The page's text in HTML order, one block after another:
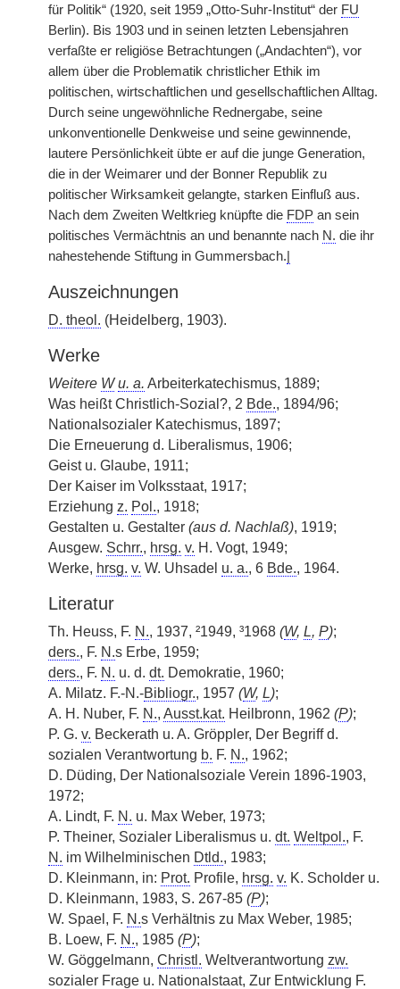
für Politik“ (1920, seit 1959 „Otto-Suhr-Institut“ der FU
Berlin). Bis 1903 und in seinen letzten Lebensjahren
verfaßte er religiöse Betrachtungen („Andachten“), vor
allem über die Problematik christlicher Ethik im
politischen, wirtschaftlichen und gesellschaftlichen Alltag.
Durch seine ungewöhnliche Rednergabe, seine
unkonventionelle Denkweise und seine gewinnende,
lautere Persönlichkeit übte er auf die junge Generation,
die in der Weimarer und der Bonner Republik zu
politischer Wirksamkeit gelangte, starken Einfluß aus.
Nach dem Zweiten Weltkrieg knüpfte die FDP an sein
politisches Vermächtnis an und benannte nach N. die ihr
nahestehende Stiftung in Gummersbach.
Auszeichnungen
D. theol. (Heidelberg, 1903).
Werke
Weitere W u. a. Arbeiterkatechismus, 1889;
Was heißt Christlich-Sozial?, 2 Bde., 1894/96;
Nationalsozialer Katechismus, 1897;
Die Erneuerung d. Liberalismus, 1906;
Geist u. Glaube, 1911;
Der Kaiser im Volksstaat, 1917;
Erziehung z. Pol., 1918;
Gestalten u. Gestalter (aus d. Nachlaß), 1919;
Ausgew. Schrr., hrsg. v. H. Vogt, 1949;
Werke, hrsg. v. W. Uhsadel u. a., 6 Bde., 1964.
Literatur
Th. Heuss, F. N., 1937, ²1949, ³1968 (W, L, P);
ders., F. N.s Erbe, 1959;
ders., F. N. u. d. dt. Demokratie, 1960;
A. Milatz. F.-N.-Bibliogr., 1957 (W, L);
A. H. Nuber, F. N., Ausst.kat. Heilbronn, 1962 (P);
P. G. v. Beckerath u. A. Gröppler, Der Begriff d.
sozialen Verantwortung b. F. N., 1962;
D. Düding, Der Nationalsoziale Verein 1896-1903,
1972;
A. Lindt, F. N. u. Max Weber, 1973;
P. Theiner, Sozialer Liberalismus u. dt. Weltpol., F.
N. im Wilhelminischen Dtld., 1983;
D. Kleinmann, in: Prot. Profile, hrsg. v. K. Scholder u.
D. Kleinmann, 1983, S. 267-85 (P);
W. Spael, F. N.s Verhältnis zu Max Weber, 1985;
B. Loew, F. N., 1985 (P);
W. Göggelmann, Christl. Weltverantwortung zw.
sozialer Frage u. Nationalstaat, Zur Entwicklung F.